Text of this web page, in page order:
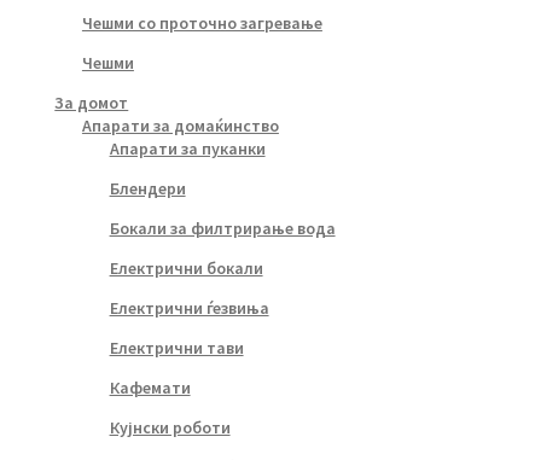
Чешми со проточно загревање
Чешми
За домот
Апарати за домаќинство
Апарати за пуканки
Блендери
Бокали за филтрирање вода
Електрични бокали
Електрични ѓезвиња
Електрични тави
Кафемати
Кујнски роботи